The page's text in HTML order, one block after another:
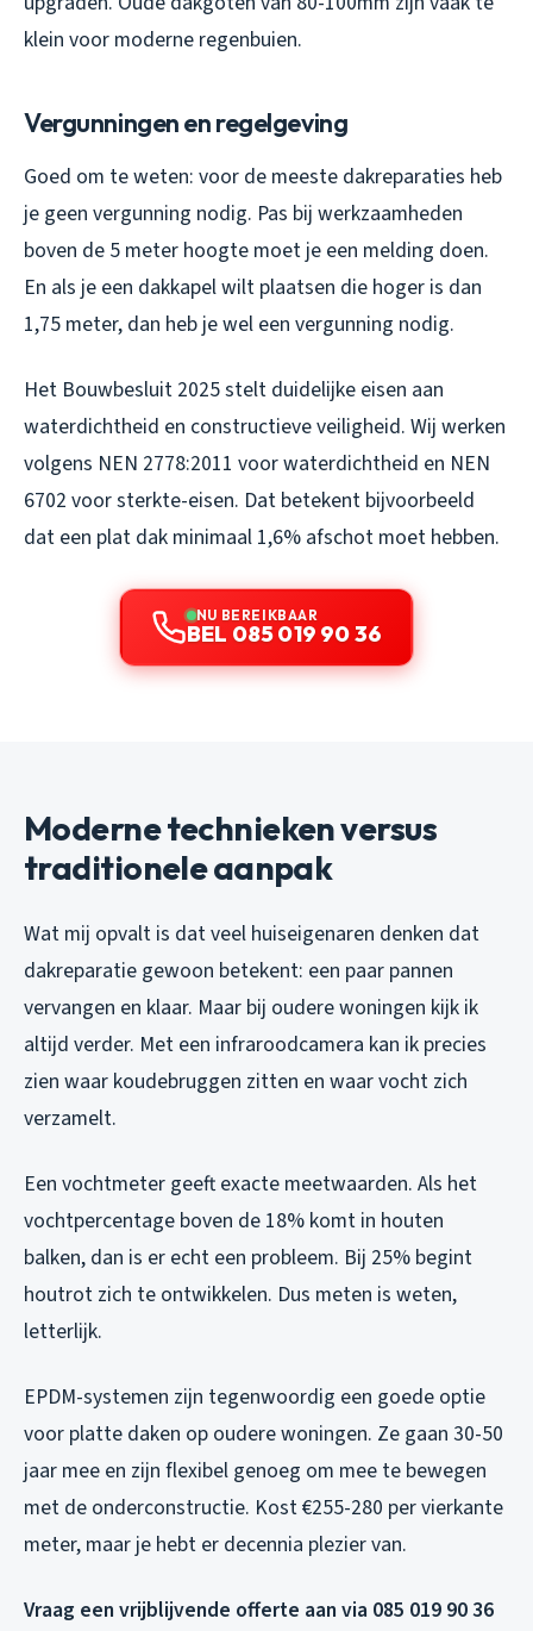
klein voor moderne regenbuien.
Vergunningen en regelgeving
Goed om te weten: voor de meeste dakreparaties heb
je geen vergunning nodig. Pas bij werkzaamheden
boven de 5 meter hoogte moet je een melding doen.
En als je een dakkapel wilt plaatsen die hoger is dan
1,75 meter, dan heb je wel een vergunning nodig.
Het Bouwbesluit 2025 stelt duidelijke eisen aan
waterdichtheid en constructieve veiligheid. Wij werken
volgens NEN 2778:2011 voor waterdichtheid en NEN
6702 voor sterkte-eisen. Dat betekent bijvoorbeeld
dat een plat dak minimaal 1,6% afschot moet hebben.
NU BEREIKBAAR
BEL 085 019 90 36
Moderne technieken versus
traditionele aanpak
Wat mij opvalt is dat veel huiseigenaren denken dat
dakreparatie gewoon betekent: een paar pannen
vervangen en klaar. Maar bij oudere woningen kijk ik
altijd verder. Met een infraroodcamera kan ik precies
zien waar koudebruggen zitten en waar vocht zich
verzamelt.
Een vochtmeter geeft exacte meetwaarden. Als het
vochtpercentage boven de 18% komt in houten
balken, dan is er echt een probleem. Bij 25% begint
houtrot zich te ontwikkelen. Dus meten is weten,
letterlijk.
EPDM-systemen zijn tegenwoordig een goede optie
voor platte daken op oudere woningen. Ze gaan 30-50
jaar mee en zijn flexibel genoeg om mee te bewegen
met de onderconstructie. Kost €255-280 per vierkante
meter, maar je hebt er decennia plezier van.
Vraag een vrijblijvende offerte aan via 085 019 90 36